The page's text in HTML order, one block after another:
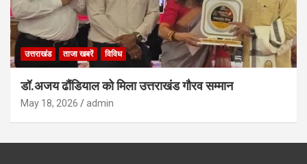
उत्तराखंड ताजा खबरें विविध
डॉ.अजय ढौंडियाल को मिला उत्तराखंड गौरव सम्मान
May 18, 2026 admin